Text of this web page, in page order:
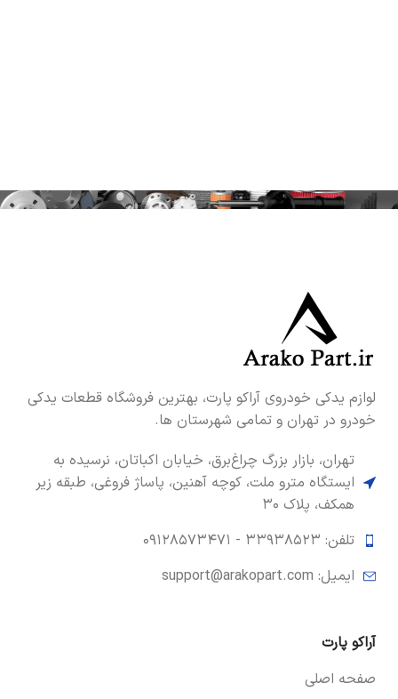
لوازم یدکی خودروی آراکو پارت، بهترین فروشگاه قطعات یدکی
خودرو در تهران و تمامی شهرستان ها.
تهران، بازار بزرگ چراغ‌برق، خیابان اکباتان، نرسیده به
ایستگاه مترو ملت، کوچه آهنین، پاساژ فروغی، طبقه زیر
همکف، پلاک ۳۰
تلفن: ۳۳۹۳۸۵۲۳ -
۰۹۱۲۸۵۷۳۴۷۱
ایمیل: support@arakopart.com
آراکو پارت
صفحه اصلی